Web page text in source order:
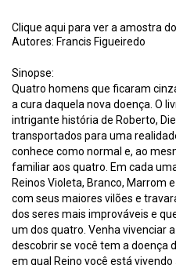
Clique aqui para ver a amostra
Autores: Francis Figueiredo
Sinopse:
Quatro homens que ficaram
a cura daquela nova doença. O
intrigante história de Roberto,
transportados para uma
conhece como normal e, ao
familiar aos quatro. Em cada
Reinos Violeta, Branco, Marrom
com seus maiores vilões e
dos seres mais improváveis e
um dos quatro. Venha vivenciar
descobrir se você tem a doença
em qual Reino você está vivendo